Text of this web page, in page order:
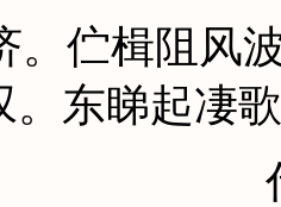
。伫楫阻风
。东睇起凄